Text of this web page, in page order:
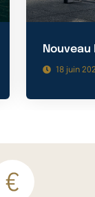
Nouveau
18 juin